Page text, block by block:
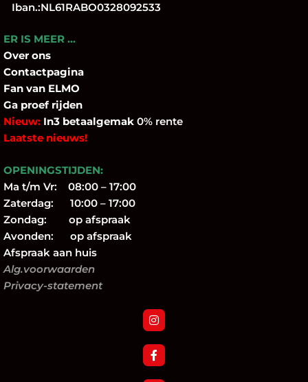
Iban.:NL61RABO0328092533
ER IS MEER …
Over ons
Contactpagina
Fan van ELMO
Ga proef rijden
Nieuw: In3 betaalgemak 0% rente
Laatste nieuws!
OPENINGSTIJDEN:
Ma t/m Vr: 08:00 – 17:00
Zaterdag: 10:00 – 17:00
Zondag: op afspraak
Avonden: op afspraak
Afspraak aan huis
Alg.voorwaarden
Privacy-statement